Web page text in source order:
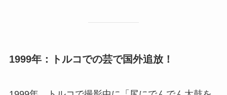
1999年：トルコでの芸で国外追放！